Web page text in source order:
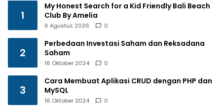
1
My Honest Search for a Kid Friendly Bali Beach
Club By Amelia
6 Agustus 2026 0
2
Perbedaan Investasi Saham dan Reksadana
Saham
16 Oktober 2024 0
3
Cara Membuat Aplikasi CRUD dengan PHP dan
MySQL
16 Oktober 2024 0